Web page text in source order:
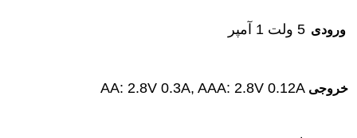
ورودی 5 ولت 1 آمپر
خروجی AA: 2.8V 0.3A, AAA: 2.8V 0.12A